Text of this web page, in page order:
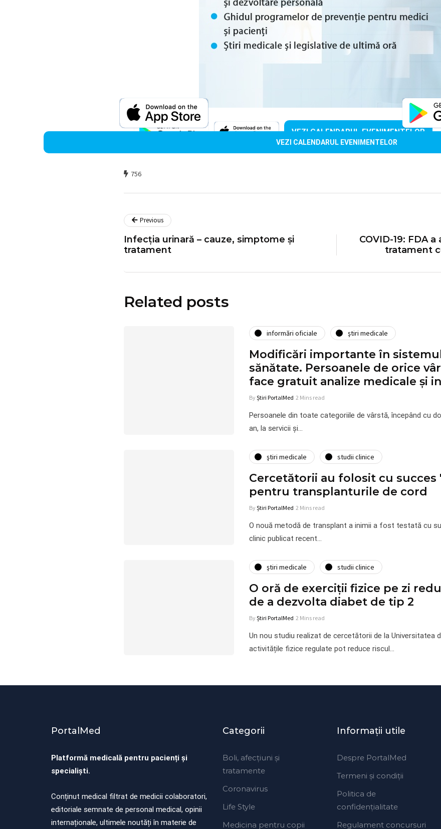
VEZI CALENDARUL EVENIMENTELOR
VEZI CALENDARUL EVENIMENTELOR
756
Previous
Infecția urinară – cauze, simptome și
tratament
COVID-19: FDA
tratament
Related posts
informări oficiale ştiri medicale
Modificări importante în
sănătate. Persoanele de orice
face gratuit analize medicale şi
ByȘtiri PortalMed 2 Mins read
Persoanele din toate categoriile de vârstă, începând cu
an, la servicii şi…
ştiri medicale studii clinice
Cercetătorii au folosit cu succes
pentru transplanturile de cord
ByȘtiri PortalMed 2 Mins read
O nouă metodă de transplant a inimii a fost testată cu
clinic publicat recent…
ştiri medicale studii clinice
O oră de exerciții fizice pe zi
de a dezvolta diabet de tip 2
ByȘtiri PortalMed 2 Mins read
Un nou studiu realizat de cercetătorii de la Universitatea
activitățile fizice regulate pot reduce riscul…
PortalMed
Platformă medicală pentru pacienți și
specialiști.
Conținut medical filtrat de medicii colaboratori,
editoriale semnate de personal medical, opinii
internaționale, ultimele noutăți în materie de
Categorii
Boli, afecțiuni și
tratamente
Coronavirus
Life Style
Medicina pentru copii
Informaţii utile
Despre PortalMed
Termeni și condiții
Politica de
confidențialitate
Regulament concursuri